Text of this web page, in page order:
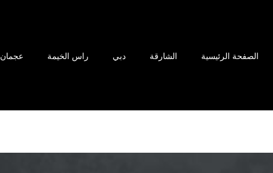
الصفحة الرئيسية الشارقة دبي راس الخيمة عجمان